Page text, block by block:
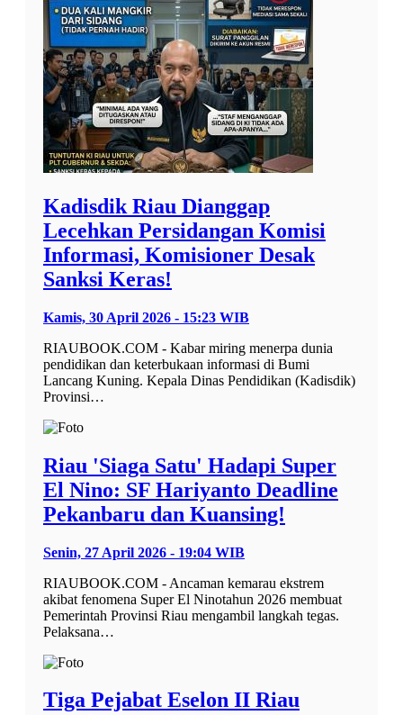
Kadisdik Riau Dianggap
Lecehkan Persidangan Komisi
Informasi, Komisioner Desak
Sanksi Keras!
Kamis, 30 April 2026 - 15:23 WIB
RIAUBOOK.COM - Kabar miring menerpa dunia
pendidikan dan keterbukaan informasi di Bumi
Lancang Kuning. Kepala Dinas Pendidikan (Kadisdik)
Provinsi…
Riau 'Siaga Satu' Hadapi Super
El Nino: SF Hariyanto Deadline
Pekanbaru dan Kuansing!
Senin, 27 April 2026 - 19:04 WIB
RIAUBOOK.COM - Ancaman kemarau ekstrem
akibat fenomena Super El Ninotahun 2026 membuat
Pemerintah Provinsi Riau mengambil langkah tegas.
Pelaksana…
Tiga Pejabat Eselon II Riau